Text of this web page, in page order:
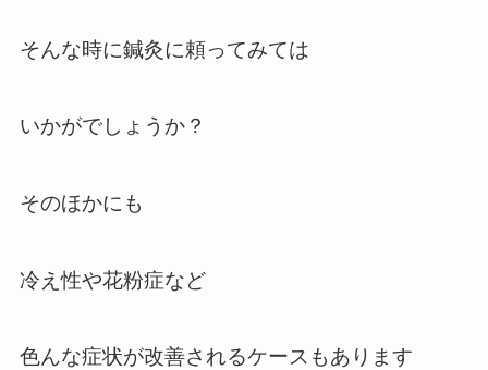
そんな時に鍼灸に頼ってみては
いかがでしょうか？
そのほかにも
冷え性や花粉症など
色んな症状が改善されるケースもあります